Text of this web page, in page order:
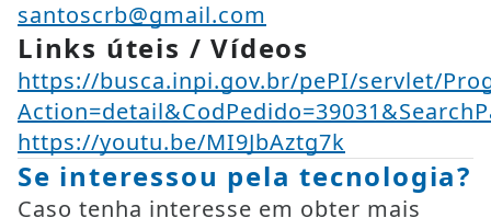
santoscrb@gmail.com
Links úteis / Vídeos
https://busca.inpi.gov.br/pePI/servlet/
https://youtu.be/MI9JbAztg7k
Se interessou pela tecnologia?
Caso tenha interesse em obter mais